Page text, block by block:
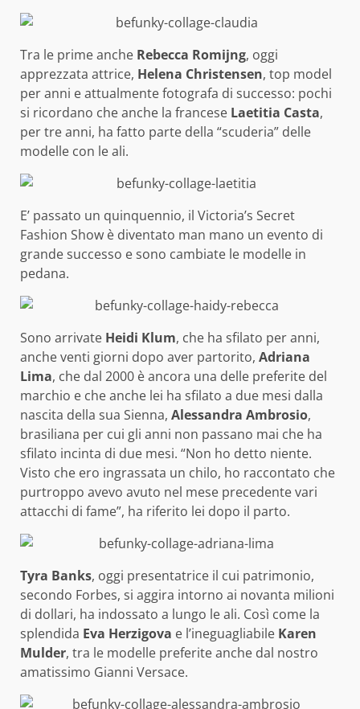
Tra le prime anche Rebecca Romijng, oggi
apprezzata attrice, Helena Christensen, top model
per anni e attualmente fotografa di successo: pochi
si ricordano che anche la francese Laetitia Casta,
per tre anni, ha fatto parte della “scuderia” delle
modelle con le ali.
E’ passato un quinquennio, il Victoria’s Secret
Fashion Show è diventato man mano un evento di
grande successo e sono cambiate le modelle in
pedana.
Sono arrivate Heidi Klum, che ha sfilato per anni,
anche venti giorni dopo aver partorito, Adriana
Lima, che dal 2000 è ancora una delle preferite del
marchio e che anche lei ha sfilato a due mesi dalla
nascita della sua Sienna, Alessandra Ambrosio,
brasiliana per cui gli anni non passano mai che ha
sfilato incinta di due mesi. “Non ho detto niente.
Visto che ero ingrassata un chilo, ho raccontato che
purtroppo avevo avuto nel mese precedente vari
attacchi di fame”, ha riferito lei dopo il parto.
Tyra Banks, oggi presentatrice il cui patrimonio,
secondo Forbes, si aggira intorno ai novanta milioni
di dollari, ha indossato a lungo le ali. Così come la
splendida Eva Herzigova e l’ineguagliabile Karen
Mulder, tra le modelle preferite anche dal nostro
amatissimo Gianni Versace.